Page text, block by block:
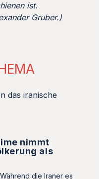
ist.
Gruber.)
nimmt
als
die Iraner es